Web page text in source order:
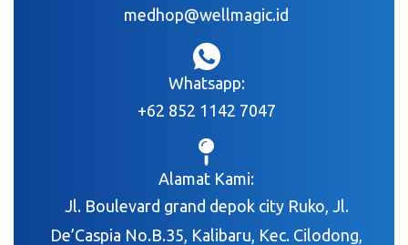
medhop@wellmagic.id
Whatsapp:
+62 852 1142 7047
Alamat Kami:
Jl. Boulevard grand depok city Ruko, Jl.
De’Caspia No.B.35, Kalibaru, Kec. Cilodong,